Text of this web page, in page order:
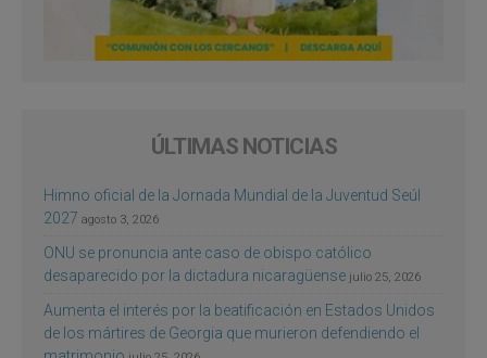
ÚLTIMAS NOTICIAS
Himno oficial de la Jornada Mundial de la Juventud Seúl
2027 agosto 3, 2026
ONU se pronuncia ante caso de obispo católico
desaparecido por la dictadura nicaragüense julio 25, 2026
Aumenta el interés por la beatificación en Estados Unidos
de los mártires de Georgia que murieron defendiendo el